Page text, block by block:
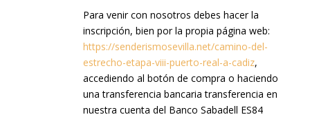
Para venir con nosotros debes hacer la
inscripción, bien por la propia página web:
https://senderismosevilla.net/camino-del-
estrecho-etapa-viii-puerto-real-a-cadiz,
accediendo al botón de compra o haciendo
una transferencia bancaria transferencia en
nuestra cuenta del Banco Sabadell ES84